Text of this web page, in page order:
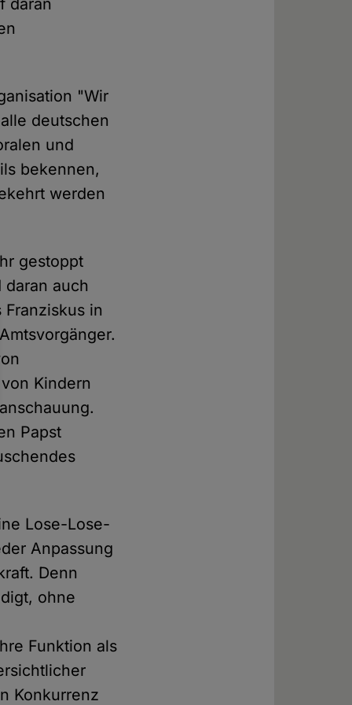
daran
"Wir
deutschen
und
bekennen,
werden
gestoppt
auch
in
Kindern
Papst
Lose-Lose-
Anpassung
Denn
ohne
Funktion als
Konkurrenz